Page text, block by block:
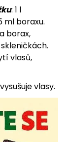
: 1 l
ml boraxu.
borax,
vlasů,
vlasy.